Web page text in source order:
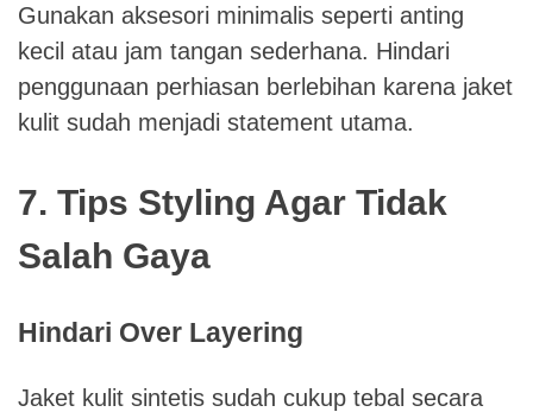
Gunakan aksesori minimalis seperti anting
kecil atau jam tangan sederhana. Hindari
penggunaan perhiasan berlebihan karena jaket
kulit sudah menjadi statement utama.
7. Tips Styling Agar Tidak
Salah Gaya
Hindari Over Layering
Jaket kulit sintetis sudah cukup tebal secara